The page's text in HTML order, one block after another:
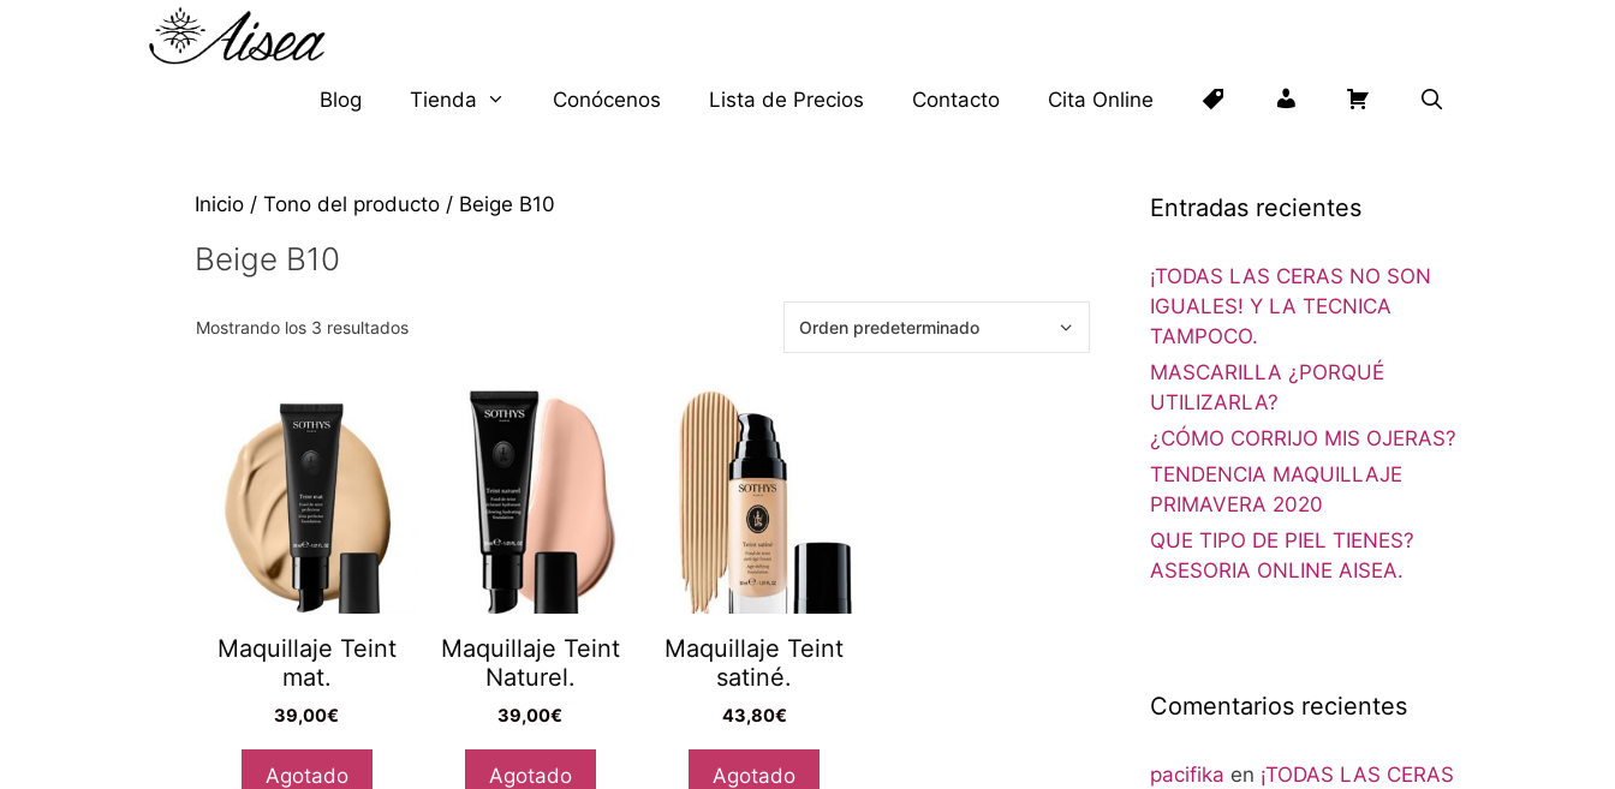
Blog Tienda Conócenos Lista de Precios Contacto Cita Online Carrito
Inicio / Tono del producto / Beige B10
Beige B10
Mostrando los 3 resultados
Maquillaje Teint
mat.
39,00€
Agotado
Maquillaje Teint
Naturel.
39,00€
Agotado
Maquillaje Teint
satiné.
43,80€
Agotado
Entradas recientes
¡TODAS LAS CERAS NO SON
IGUALES! Y LA TECNICA
TAMPOCO.
MASCARILLA ¿PORQUÉ
UTILIZARLA?
¿CÓMO CORRIJO MIS OJERAS?
TENDENCIA MAQUILLAJE
PRIMAVERA 2020
QUE TIPO DE PIEL TIENES?
ASESORIA ONLINE AISEA.
Comentarios recientes
pacifika en ¡TODAS LAS CERAS